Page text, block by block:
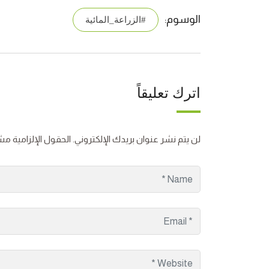
الوسوم: #الزراعة_المائية
اترك تعليقاً
لن يتم نشر عنوان بريدك الإلكتروني. الحقول الإلزامية